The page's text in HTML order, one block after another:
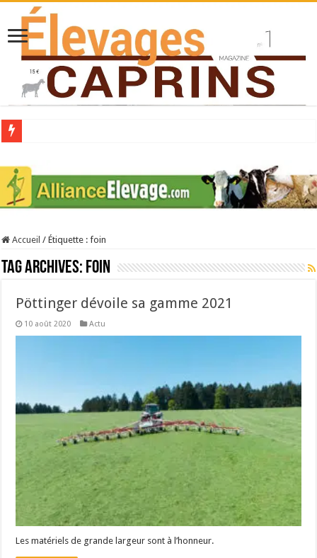
Stress thermique : quelles solutions concrètes pour protéger son troupeau ?
40 ans du Space : une présentation caprine quotidienne
La collecte de lait de chèvre confirme son rebond
Accueil / Étiquette :foin
Tag Archives: foin
Pöttinger dévoile sa gamme 2021
10 août 2020 Actu
Les matériels de grande largeur sont à l’honneur.